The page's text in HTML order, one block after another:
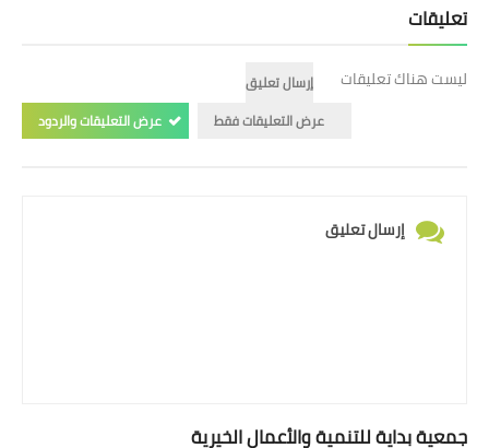
تعليقات
ليست هناك تعليقات
إرسال تعليق
عرض التعليقات فقط
عرض التعليقات والردود
إرسال تعليق
جمعية بداية للتنمية والأعمال الخيرية